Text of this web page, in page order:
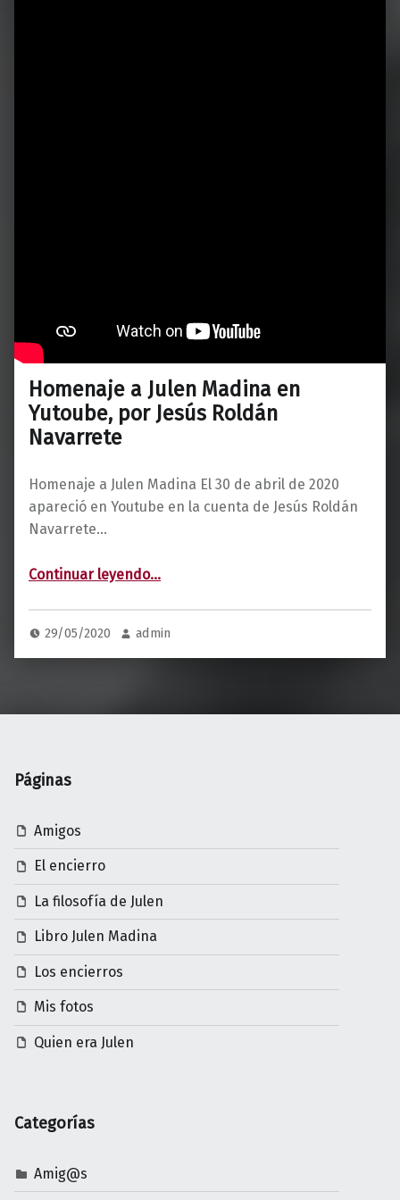
Homenaje a Julen Madina en
Yutoube, por Jesús Roldán
Navarrete
Homenaje a Julen Madina El 30 de abril de 2020
apareció en Youtube en la cuenta de Jesús Roldán
Navarrete…
Continuar leyendo“Homenaje a Julen Madina en Yutoube, por Jesús Roldán Navarrete”
…
29/05/2020 admin
Páginas
Amigos
El encierro
La filosofía de Julen
Libro Julen Madina
Los encierros
Mis fotos
Quien era Julen
Categorías
Amig@s